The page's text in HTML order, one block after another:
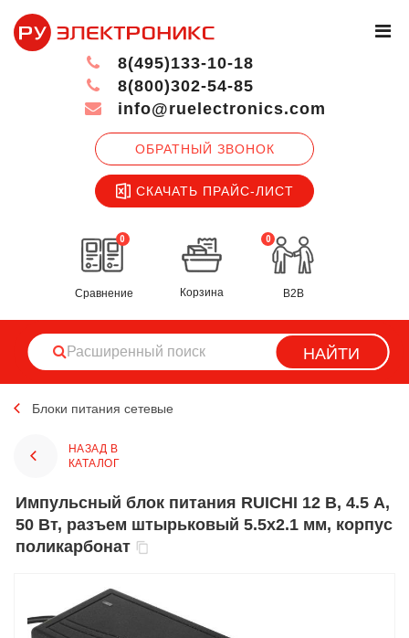
ОБРАТНЫЙ ЗВОНОК
СКАЧАТЬ ПРАЙС-ЛИСТ
8(495)133-10-18
8(800)302-54-85
info@ruelectronics.com
0
Сравнение
0
Корзина B2B
НАЙТИ
Блоки питания сетевые
НАЗАД В
КАТАЛОГ
Импульсный блок питания RUICHI 12 В, 4.5 А,
50 Вт, разъем штырьковый 5.5х2.1 мм, корпус
поликарбонат